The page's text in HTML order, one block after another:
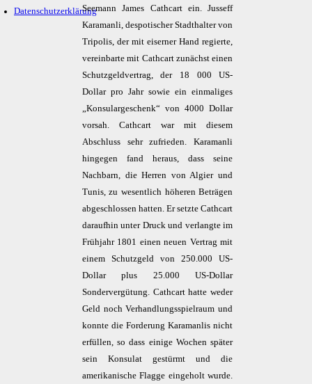
DatenschutzerklärungSeemann James Cathcart ein. Jusseff
Karamanli, despotischer Stadthalter von
Tripolis, der mit eiserner Hand regierte,
vereinbarte mit Cathcart zunächst einen
Schutzgeldvertrag, der 18 000 US-
Dollar pro Jahr sowie ein einmaliges
„Konsulargeschenk“ von 4000 Dollar
vorsah. Cathcart war mit diesem
Abschluss sehr zufrieden. Karamanli
hingegen fand heraus, dass seine
Nachbarn, die Herren von Algier und
Tunis, zu wesentlich höheren Beträgen
abgeschlossen hatten. Er setzte Cathcart
daraufhin unter Druck und verlangte im
Frühjahr 1801 einen neuen Vertrag mit
einem Schutzgeld von 250.000 US-
Dollar plus 25.000 US-Dollar
Sondervergütung. Cathcart hatte weder
Geld noch Verhandlungsspielraum und
konnte die Forderung Karamanlis nicht
erfüllen, so dass einige Wochen später
sein Konsulat gestürmt und die
amerikanische Flagge eingeholt wurde.